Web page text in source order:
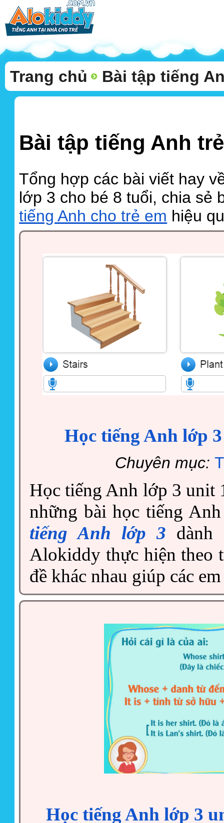
Trang chủ Bài tập tiếng
Bài tập tiếng Anh
Tổng hợp các bài viết hay
lớp 3 cho bé 8 tuổi, chia sẻ
tiếng Anh cho trẻ em hiệu
Học tiếng Anh lớp
Chuyên mục:
Học tiếng Anh lớp 3 unit
những bài học tiếng
tiếng Anh lớp 3 dành
Alokiddy thực hiện theo
đề khác nhau giúp các
Học tiếng Anh lớp 3